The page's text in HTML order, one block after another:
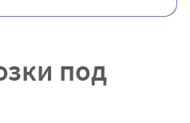
возможно
электронный кабинет.
под